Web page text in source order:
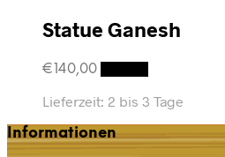
Statue Ganesh
€140,00
Lieferzeit: 2 bis 3 Tage
Informationen